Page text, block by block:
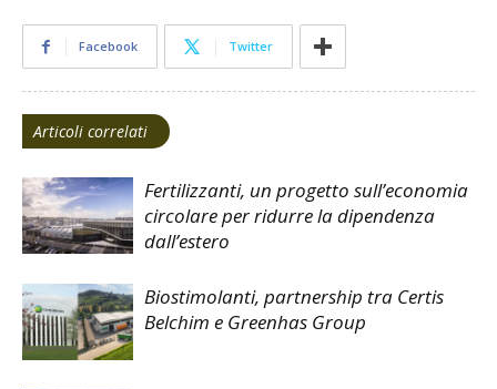
Facebook Twitter
Articoli correlati
Fertilizzanti, un progetto sull’economia
circolare per ridurre la dipendenza
dall’estero
Biostimolanti, partnership tra Certis
Belchim e Greenhas Group